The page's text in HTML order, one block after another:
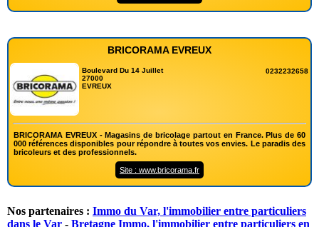
BRICORAMA EVREUX
Boulevard Du 14 Juillet
27000
EVREUX
0232232658
BRICORAMA EVREUX - Magasins de bricolage partout en France. Plus de 60
000 références disponibles pour répondre à toutes vos envies. Le paradis des
bricoleurs et des professionnels.
Site : www.bricorama.fr
Nos partenaires : Immo du Var, l'immobilier entre particuliers
dans le Var - Bretagne Immo, l'immobilier entre particuliers en